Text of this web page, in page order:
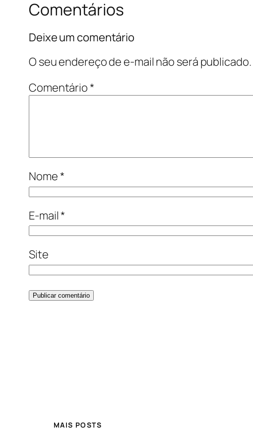
Comentários
Deixe um comentário
O seu endereço de e-mail não será publicado.
Comentário*
Nome*
E-mail*
Site
MAIS POSTS